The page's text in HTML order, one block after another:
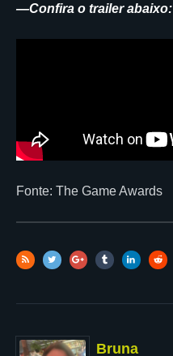
—Confira o trailer abaixo:
Fonte: The Game Awards
Bruna